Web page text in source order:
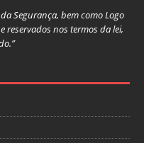
Segurança, bem como Logo
reservados nos termos da lei,